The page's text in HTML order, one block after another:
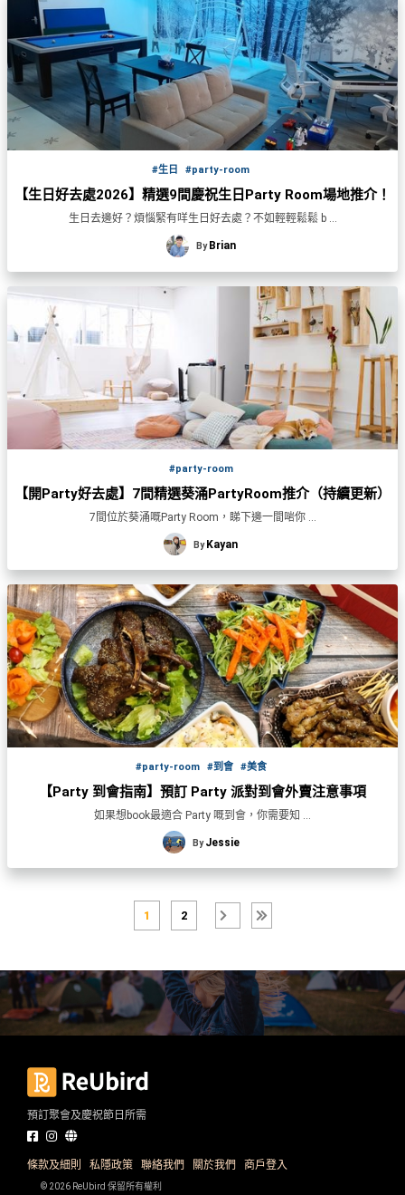
#生日 #party-room
【生日好去處2026】精選9間慶祝生日Party Room場地推介！
生日去邊好？煩惱緊有咩生日好去處？不如輕輕鬆鬆 b ...
By Brian
#party-room
【開Party好去處】7間精選葵涌PartyRoom推介（持續更新）
7間位於葵涌嘅Party Room，睇下邊一間啱你 ...
ByKayan
#party-room #到會 #美食
【Party 到會指南】預訂 Party 派對到會外賣注意事項
如果想book最適合 Party 嘅到會，你需要知 ...
ByJessie
1 2
預訂聚會及慶祝節日所需
條款及細則 私隱政策 聯絡我們 關於我們 商戶登入
© 2026 ReUbird 保留所有權利